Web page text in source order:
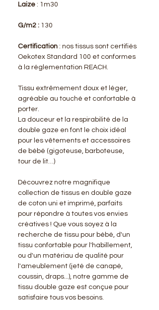
Laize : 1m30
G/m2 : 130
Certification : nos tissus sont certifiés
Oekotex Standard 100 et conformes
à la réglementation REACH.
Tissu extrêmement doux et léger,
agréable au touché et confortable à
porter.
La douceur et la respirabilité de la
double gaze en font le choix idéal
pour les vêtements et accessoires
de bébé (gigoteuse, barboteuse,
tour de lit…)
Découvrez notre magnifique
collection de tissus en double gaze
de coton uni et imprimé, parfaits
pour répondre à toutes vos envies
créatives ! Que vous soyez à la
recherche de tissu pour bébé, d'un
tissu confortable pour l'habillement,
ou d'un matériau de qualité pour
l'ameublement (jeté de canapé,
coussin, draps...), notre gamme de
tissu double gaze est conçue pour
satisfaire tous vos besoins.